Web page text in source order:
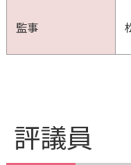
監事
評議員